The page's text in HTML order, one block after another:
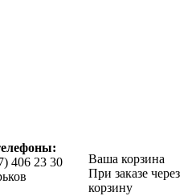
Ваша корзина
При заказе через
корзину
406 23 30